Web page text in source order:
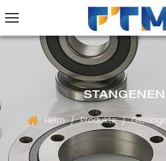
Heim / Produkte /